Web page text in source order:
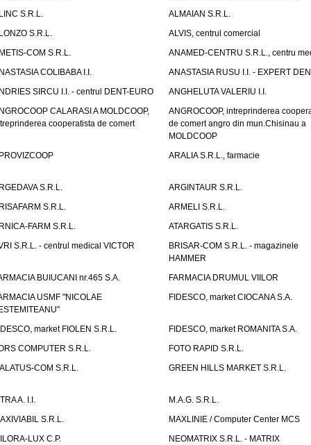
S.R.L.
ALMAIAN S.R.L.
S.R.L.
ALVIS, centrul comercial
COM S.R.L.
ANAMED-CENTRU S.R.L., centru
COLIBABA I.I.
ANASTASIA RUSU I.I. - EXPERT
SIRCU I.I. - centrul DENT-EURO
ANGHELUTA VALERIU I.I.
CALARASI A MOLDCOOP,
cooperatista de comert
ANGROCOOP, intreprinderea
de comert angro din mun.Chisinau a
MOLDCOOP
ARALIA S.R.L., farmacie
S.R.L.
ARGINTAUR S.R.L.
S.R.L.
ARMELI S.R.L.
FARM S.R.L.
ATARGATIS S.R.L.
S.R.L. - centrul medical VICTOR
BRISAR-COM S.R.L. - magazinele
HAMMER
BUIUCANI nr.465 S.A.
FARMACIA DRUMUL VIILOR
USMF "NICOLAE
FIDESCO, market CIOCANA S.A.
market FIOLEN S.R.L.
FIDESCO, market ROMANITA S.A.
COMPUTER S.R.L.
FOTO RAPID S.R.L.
COM S.R.L.
GREEN HILLS MARKET S.R.L.
A. I.I.
M.A.G. S.R.L.
S.R.L.
MAXLINIE / Computer Center MCS
LUX C.P.
NEOMATRIX S.R.L. - MATRIX